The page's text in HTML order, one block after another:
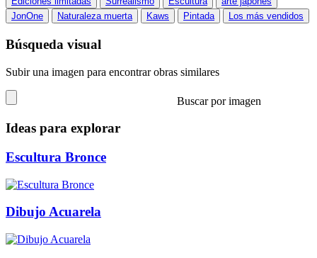
JonOne
Naturaleza muerta Kaws Pintada Los más vendidos
Búsqueda visual
Subir una imagen para encontrar obras similares
Buscar por imagen
Ideas para explorar
Escultura Bronce
Dibujo Acuarela